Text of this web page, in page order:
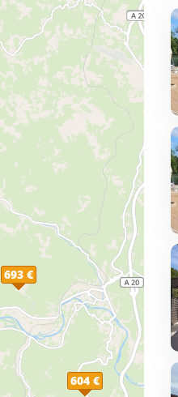
604 €
693 €